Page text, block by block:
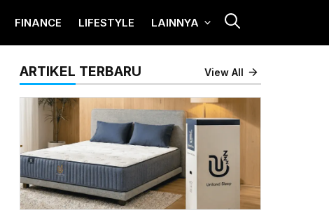
FINANCE LIFESTYLE LAINNYA
ARTIKEL TERBARU View All